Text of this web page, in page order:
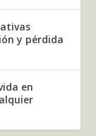
y pérdida
en